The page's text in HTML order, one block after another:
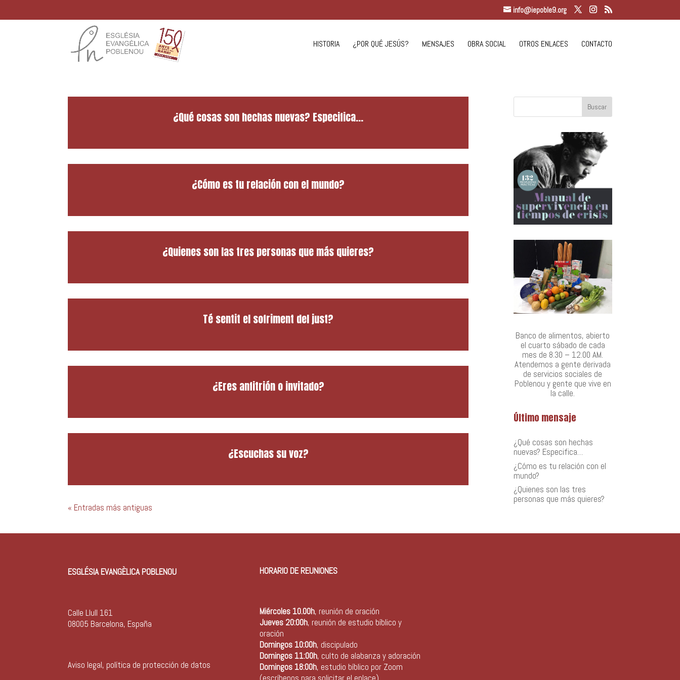
info@iepoble9.org
HISTORIA ¿POR QUÉ JESÚS? MENSAJES OBRA SOCIAL OTROS ENLACES CONTACTO
¿Qué cosas son hechas nuevas? Especifica…
¿Cómo es tu relación con el mundo?
¿Quienes son las tres personas que más quieres?
Té sentit el sofriment del just?
¿Eres anfitrión o invitado?
¿Escuchas su voz?
« Entradas más antiguas
Banco de alimentos, abierto
el cuarto sábado de cada
mes de 8.30 – 12.00 AM.
Atendemos a gente derivada
de servicios sociales de
Poblenou y gente que vive en
la calle.
Último mensaje
¿Qué cosas son hechas
nuevas? Especifica…
¿Cómo es tu relación con el
mundo?
¿Quienes son las tres
personas que más quieres?
ESGLÉSIA EVANGÈLICA POBLENOU
Calle Llull 161
08005 Barcelona, España
Aviso legal, política de protección de datos
HORARIO DE REUNIONES
Miércoles 10.00h, reunión de oración
Jueves 20:00h, reunión de estudio bíblico y
oración
Domingos 10:00h, discipulado
Domingos 11:00h, culto de alabanza y adoración
Domingos 18:00h, estudio bíblico por Zoom